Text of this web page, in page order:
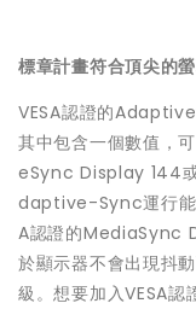
標章計畫符合頂尖的
VESA認證的
其中包含一個數值，
eSync Display 144
daptive-Sync運行能
A認證的MediaSync
於顯示器不會出現抖
級。想要加入VESA